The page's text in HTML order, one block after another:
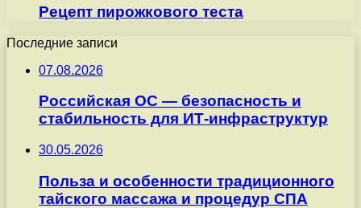
Рецепт пирожкового теста
Последние записи
07.08.2026
Российская ОС — безопасность и
стабильность для ИТ-инфраструктур
30.05.2026
Польза и особенности традиционного
тайского массажа и процедур СПА